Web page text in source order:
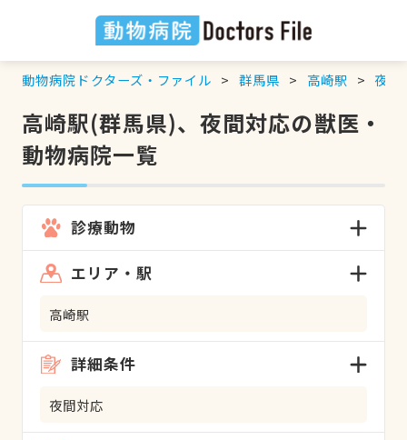
動物病院ドクターズ・ファイル 群馬県 高崎駅 夜間
高崎駅(群馬県)、夜間対応の獣医・
動物病院一覧
診療動物
エリア・駅
高崎駅
詳細条件
夜間対応